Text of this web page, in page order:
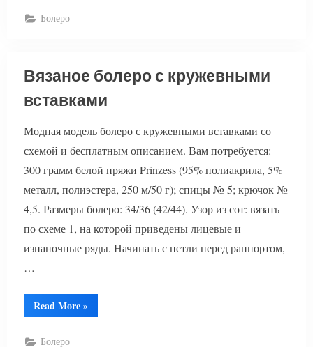
Болеро
Вязаное болеро с кружевными
вставками
Модная модель болеро с кружевными вставками со
схемой и бесплатным описанием. Вам потребуется:
300 грамм белой пряжи Prinzess (95% полиакрила, 5%
металл, полиэстера, 250 м/50 г); спицы № 5; крючок №
4,5. Размеры болеро: 34/36 (42/44). Узор из сот: вязать
по схеме 1, на которой приведены лицевые и
изнаночные ряды. Начинать с петли перед раппортом,
…
Read More“Вязаное
болеро
»
Болеро